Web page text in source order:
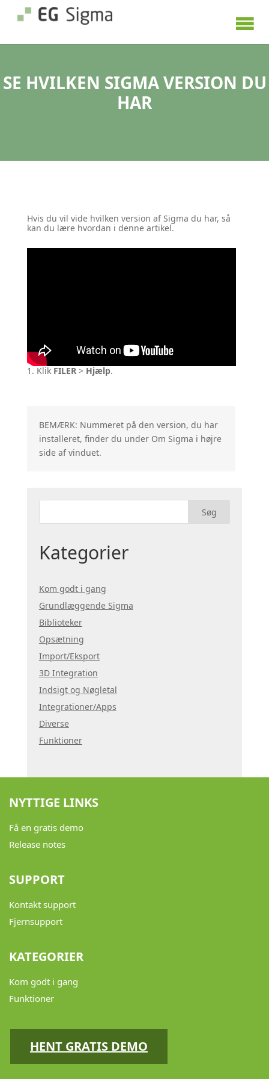
SE HVILKEN SIGMA VERSION DU
HAR
Hvis du vil vide hvilken version af Sigma du har, så
kan du lære hvordan i denne artikel.
1. Klik FILER> Hjælp.
BEMÆRK: Nummeret på den version, du har
installeret, finder du under Om Sigma i højre
side af vinduet.
Kategorier
Kom godt i gang
Grundlæggende Sigma
Biblioteker
Opsætning
Import/Eksport
3D Integration
Indsigt og Nøgletal
Integrationer/Apps
Diverse
Funktioner
NYTTIGE LINKS
Få en gratis demo
Release notes
SUPPORT
Kontakt support
Fjernsupport
KATEGORIER
Kom godt i gang
Funktioner
HENT GRATIS DEMO